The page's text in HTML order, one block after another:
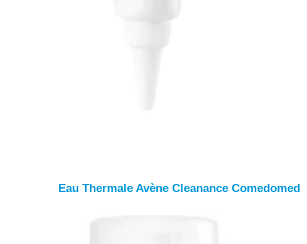
Eau Thermale Avène Cleanance Comedomed